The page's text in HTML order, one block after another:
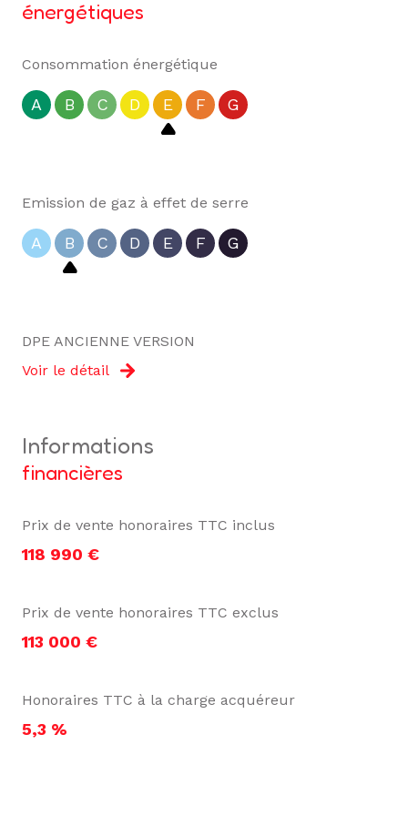
énergétiques
Consommation énergétique
A B C D E F G
Emission de gaz à effet de serre
A B C D E F G
DPE ANCIENNE VERSION
Voir le détail
informations
financières
Prix de vente honoraires TTC inclus
118 990 €
Prix de vente honoraires TTC exclus
113 000 €
Honoraires TTC à la charge acquéreur
5,3 %